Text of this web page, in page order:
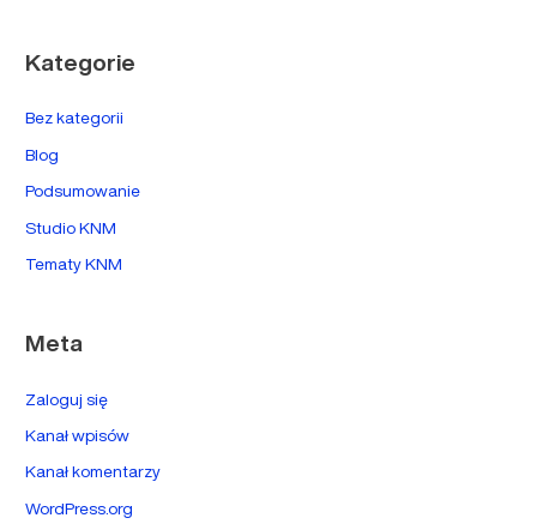
Kategorie
Bez kategorii
Blog
Podsumowanie
Studio KNM
Tematy KNM
Meta
Zaloguj się
Kanał wpisów
Kanał komentarzy
WordPress.org